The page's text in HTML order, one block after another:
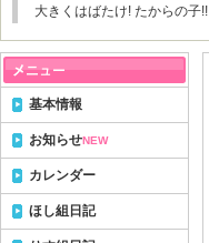
大きくはばたけ! たからの子!!
基本情報
お知らせNEW
カレンダー
ほし組日記